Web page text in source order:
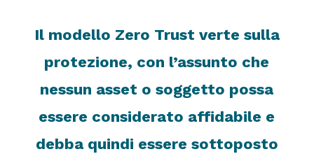
Il modello Zero Trust verte sulla
protezione, con l’assunto che
nessun asset o soggetto possa
essere considerato affidabile e
debba quindi essere sottoposto